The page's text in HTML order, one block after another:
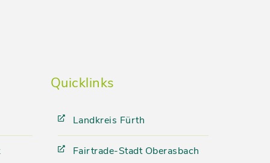
Quicklinks
Landkreis Fürth
Fairtrade-Stadt Oberasbach